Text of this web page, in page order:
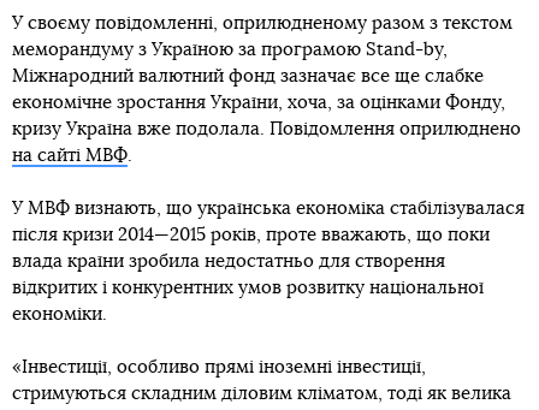
У своєму повідомленні, оприлюдненому разом з текстом
меморандуму з Україною за програмою Stand-by,
Міжнародний валютний фонд зазначає все ще слабке
економічне зростання України, хоча, за оцінками Фонду,
кризу Україна вже подолала. Повідомлення оприлюднено
на сайті МВФ.
У МВФ визнають, що українська економіка стабілізувалася
після кризи 2014—2015 років, проте вважають, що поки
влада країни зробила недостатньо для створення
відкритих і конкурентних умов розвитку національної
економіки.
«Інвестиції, особливо прямі іноземні інвестиції,
стримуються складним діловим кліматом, тоді як велика